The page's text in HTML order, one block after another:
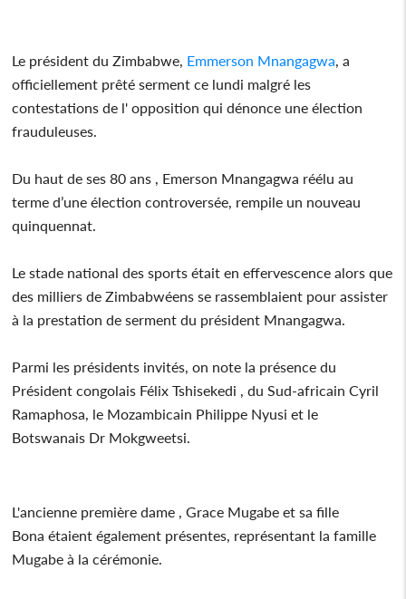
Le président du Zimbabwe, Emmerson Mnangagwa, a
officiellement prêté serment ce lundi malgré les
contestations de l' opposition qui dénonce une élection
frauduleuses.
Du haut de ses 80 ans , Emerson Mnangagwa réélu au
terme d’une élection controversée, rempile un nouveau
quinquennat.
Le stade national des sports était en effervescence alors que
des milliers de Zimbabwéens se rassemblaient pour assister
à la prestation de serment du président Mnangagwa.
Parmi les présidents invités, on note la présence du
Président congolais Félix Tshisekedi , du Sud-africain Cyril
Ramaphosa, le Mozambicain Philippe Nyusi et le
Botswanais Dr Mokgweetsi.
L'ancienne première dame , Grace Mugabe et sa fille
Bona étaient également présentes, représentant la famille
Mugabe à la cérémonie.